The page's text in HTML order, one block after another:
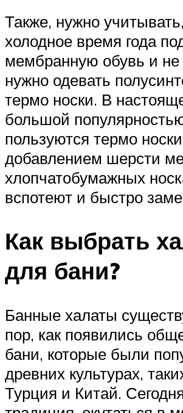
Также, нужно
холодное время года
мембранную обувь и не
нужно одевать
термо носки. В
большой
пользуются термо
добавлением шерсти
хлопчатобумажных
вспотеют и быстро
Как выбрать
для бани?
Банные халаты
пор, как появились
бани, которые были
древних культурах,
Турция и Китай.